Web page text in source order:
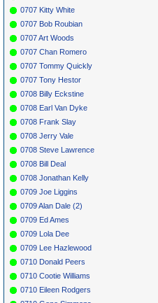
0707 Kitty White
0707 Bob Roubian
0707 Art Woods
0707 Chan Romero
0707 Tommy Quickly
0707 Tony Hestor
0708 Billy Eckstine
0708 Earl Van Dyke
0708 Frank Slay
0708 Jerry Vale
0708 Steve Lawrence
0708 Bill Deal
0708 Jonathan Kelly
0709 Joe Liggins
0709 Alan Dale (2)
0709 Ed Ames
0709 Lola Dee
0709 Lee Hazlewood
0710 Donald Peers
0710 Cootie Williams
0710 Eileen Rodgers